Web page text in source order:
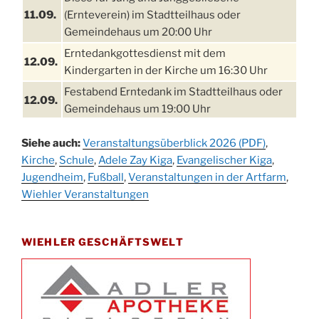
11.09.
(Ernteverein) im Stadtteilhaus oder
Gemeindehaus um 20:00 Uhr
12.09.
Erntedankgottesdienst mit dem
Kindergarten in der Kirche um 16:30 Uhr
12.09.
Festabend Erntedank im Stadtteilhaus oder
Gemeindehaus um 19:00 Uhr
13.09.
Stadtteilhaus um 14:00 Uhr
19.09.
Schlagerabend im Stadtteilhaus
Drabenderhöhe
Kinderbibeltag im Ev. Gemeindehaus von 10-
12 Uhr
09.10.
Afterwork-Andacht um 18:00 Uhr in der
Kirche
Siehe auch:Veranstaltungsüberblick 2026 (PDF),
Kirche, Schule,Adele Zay Kiga, Evangelischer Kiga,
Jugendheim, Fußball,Veranstaltungen in der Artfarm,
Wiehler Veranstaltungen
WIEHLER GESCHÄFTSWELT